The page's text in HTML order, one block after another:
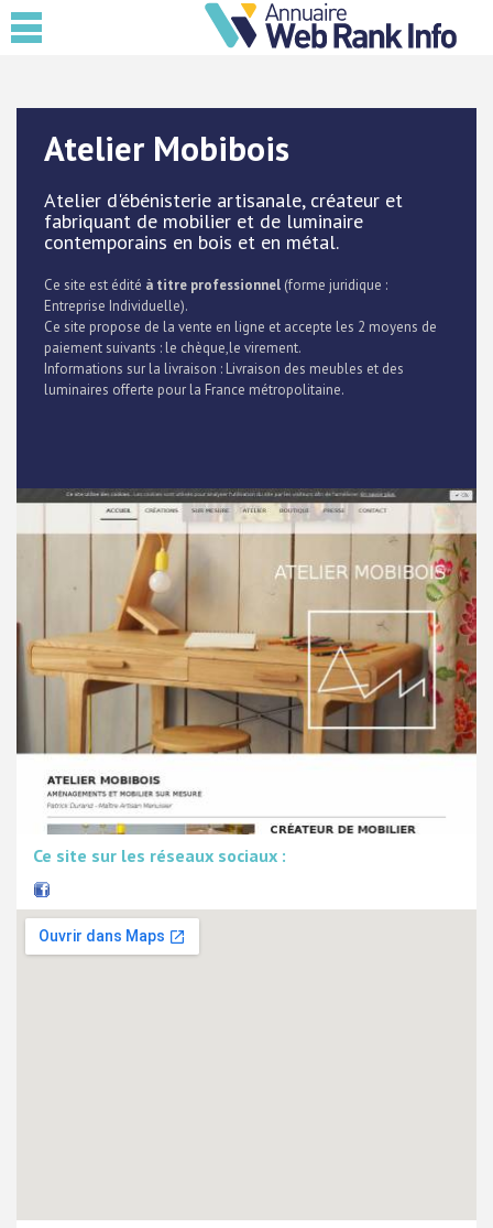
Atelier Mobibois
Atelier d'ébénisterie artisanale, créateur et
fabriquant de mobilier et de luminaire
contemporains en bois et en métal.
Ce site est édité à titre professionnel (forme juridique :
Entreprise Individuelle).
Ce site propose de la vente en ligne et accepte les 2 moyens de
paiement suivants : le chèque,le virement.
Informations sur la livraison : Livraison des meubles et des
luminaires offerte pour la France métropolitaine.
Ce site sur les réseaux sociaux :